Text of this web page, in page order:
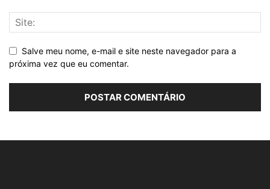
Salve meu nome, e-mail e site neste navegador para a
próxima vez que eu comentar.